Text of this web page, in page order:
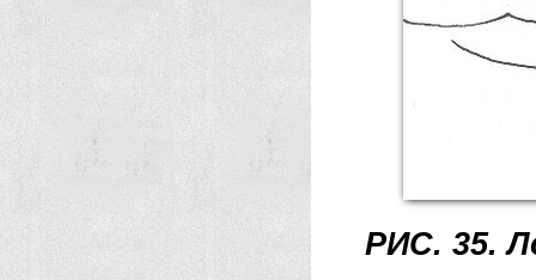
РИС. 35.